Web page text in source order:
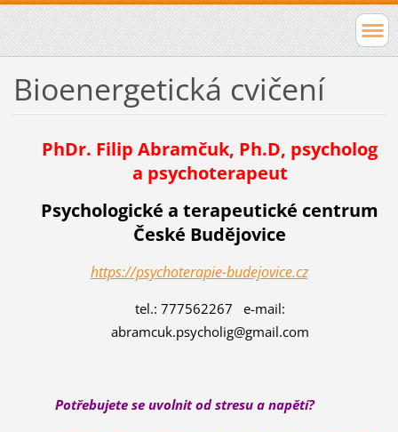
Bioenergetická cvičení
PhDr. Filip Abramčuk, Ph.D, psycholog
a psychoterapeut
Psychologické a terapeutické centrum
České Budějovice
https://psychoterapie-budejovice.cz
tel.: 777562267 e-mail:
abramcuk.psycholig@gmail.com
Potřebujete se uvolnit od stresu a napětí?